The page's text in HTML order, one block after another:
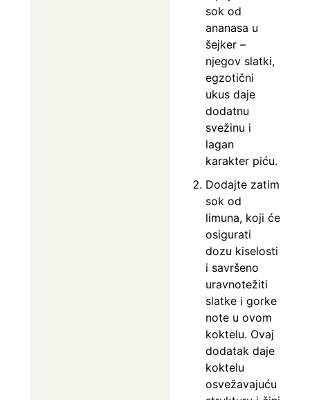
sok od
ananasa u
šejker –
njegov slatki,
egzotični
ukus daje
dodatnu
svežinu i
lagan
karakter piću.
Dodajte zatim
sok od
limuna, koji će
osigurati
dozu kiselosti
i savršeno
uravnotežiti
slatke i gorke
note u ovom
koktelu. Ovaj
dodatak daje
koktelu
osvežavajuću